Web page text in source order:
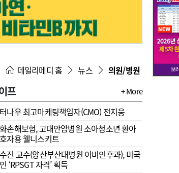
기준·평가 약제급여 심사 결과
데일리메디 홈 뉴스 의원/병원
프 + More
나우 최고마케팅책임자(CMO) 전지웅
손해보험, 고대안암병원 소아청소년 환아
자용 웰니스키트
진 교수( 양산부산대병원 이비인후과), 미국
‘RPSGT 자격’ 획득